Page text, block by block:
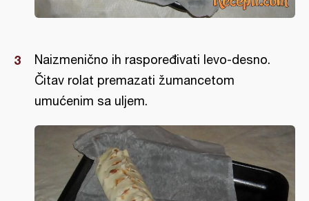
Naizmenično ih raspoređivati levo-desno.
Čitav rolat premazati žumancetom
umućenim sa uljem.